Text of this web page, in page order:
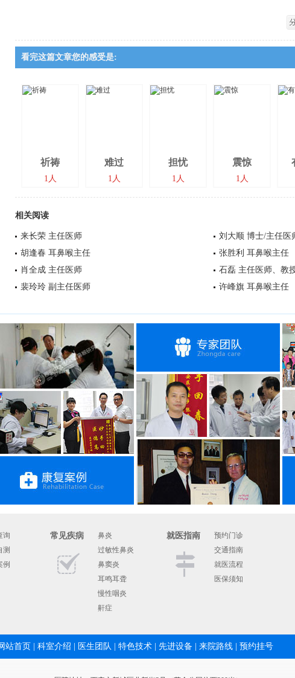
看完这篇文章您的感受是:
祈祷
1人
难过
1人
担忧
1人
震惊
1人
相关阅读
来长荣 主任医师
刘大顺 博士/主任医
胡逢春 耳鼻喉主任
张胜利 耳鼻喉主任
肖全成 主任医师
石磊 主任医师、教
裴玲玲 副主任医师
许峰旗 耳鼻喉主任
询
测
例
常见疾病
鼻炎
过敏性鼻炎
鼻窦炎
耳鸣耳聋
慢性咽炎
鼾症
就医指南
预约门诊
交通指南
就医流程
医保须知
站首页 科室介绍 医生团队 特色技术 先进设备 来院路线 预约挂号